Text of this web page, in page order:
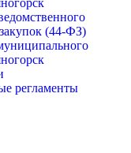
(44-ФЗ)
регламенты